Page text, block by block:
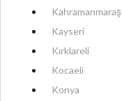
Kahramanmaraş
Kayseri
Kırklareli
Kocaeli
Konya